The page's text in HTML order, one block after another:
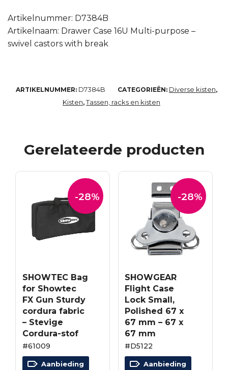
Artikelnummer: D7384B
Artikelnaam: Drawer Case 16U Multi-purpose –
swivel castors with break
ARTIKELNUMMER: D7384B CATEGORIEËN: Diverse kisten,
Kisten,Tassen, racks en kisten
Gerelateerde producten
-28%
SHOWTEC Bag
for Showtec
FX Gun Sturdy
cordura fabric
– Stevige
Cordura-stof
#61009
Aanbieding
-28%
SHOWGEAR
Flight Case
Lock Small,
Polished 67 x
67 mm – 67 x
67 mm
#D5122
Aanbieding